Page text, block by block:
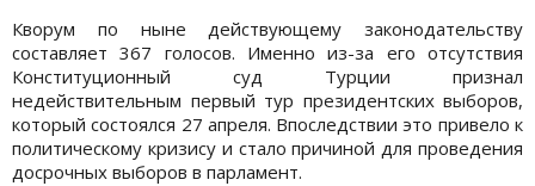
Кворум по ныне действующему законодательству
составляет 367 голосов. Именно из-за его отсутствия
Конституционный суд Турции признал
недействительным первый тур президентских выборов,
который состоялся 27 апреля. Впоследствии это привело к
политическому кризису и стало причиной для проведения
досрочных выборов в парламент.